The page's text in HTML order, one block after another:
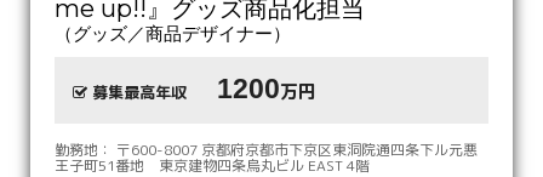
me up!!』グッズ商品化担当
（グッズ／商品デザイナー）
募集最高年収 1200万円
勤務地： 〒600-8007 京都府京都市下京区東洞院通四条下ル元悪
王子町51番地 東京建物四条烏丸ビル EAST 4階